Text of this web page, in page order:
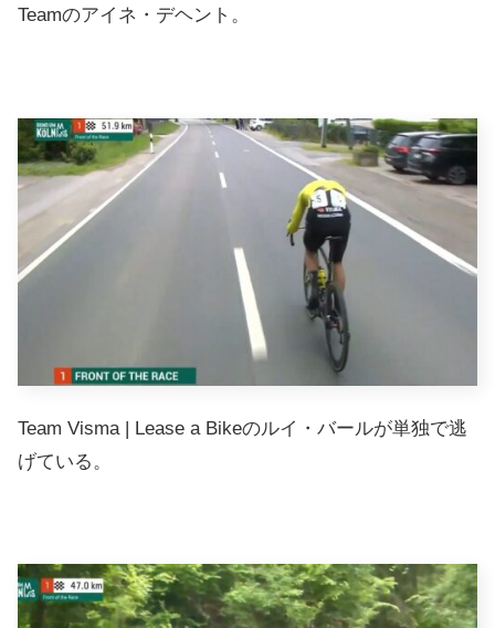
Teamのアイネ・デヘント。
Team Visma | Lease a Bikeのルイ・バールが単独で逃
げている。